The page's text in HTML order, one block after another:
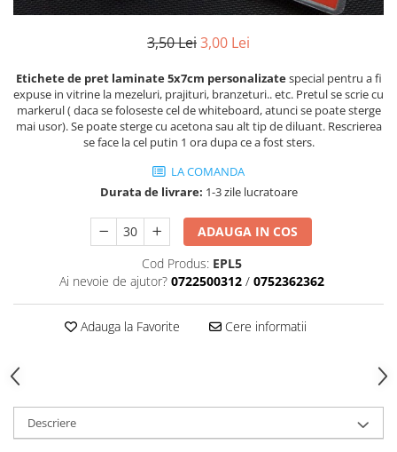
3,50 Lei3,00 Lei
Etichete de pret laminate 5x7cm personalizatespecial pentru a fi
expuse in vitrine la mezeluri, prajituri, branzeturi.. etc. Pretul se scrie cu
markerul ( daca se foloseste cel de whiteboard, atunci se poate sterge
mai usor). Se poate sterge cu acetona sau alt tip de diluant. Rescrierea
se face la cel putin 1 ora dupa ce a fost sters.
LA COMANDA
Durata de livrare: 1-3 zile lucratoare
ADAUGA IN COS
Cod Produs: EPL5
Ai nevoie de ajutor? 0722500312 / 0752362362
Adauga la Favorite Cere informatii
Descriere